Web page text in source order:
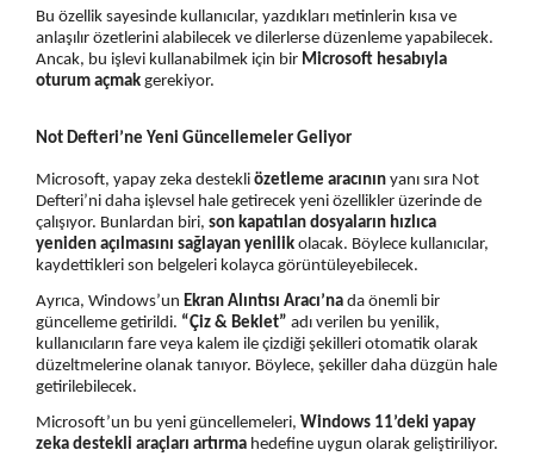
KIŞISEL VERILERIN
KORUNMASI
Bu özellik sayesinde kullanıcılar, yazdıkları metinlerin kısa ve
anlaşılır özetlerini alabilecek ve dilerlerse düzenleme yapabilecek.
Ancak, bu işlevi kullanabilmek için bir Microsoft hesabıyla
oturum açmak gerekiyor.
Not Defteri’ne Yeni Güncellemeler Geliyor
Microsoft, yapay zeka destekli özetleme aracının yanı sıra Not
Defteri’ni daha işlevsel hale getirecek yeni özellikler üzerinde de
çalışıyor. Bunlardan biri, son kapatılan dosyaların hızlıca
yeniden açılmasını sağlayan yenilik olacak. Böylece kullanıcılar,
kaydettikleri son belgeleri kolayca görüntüleyebilecek.
Ayrıca, Windows’un Ekran Alıntısı Aracı’na da önemli bir
güncelleme getirildi. “Çiz & Beklet” adı verilen bu yenilik,
kullanıcıların fare veya kalem ile çizdiği şekilleri otomatik olarak
düzeltmelerine olanak tanıyor. Böylece, şekiller daha düzgün hale
getirilebilecek.
Microsoft’un bu yeni güncellemeleri, Windows 11’deki yapay
zeka destekli araçları artırma hedefine uygun olarak geliştiriliyor.